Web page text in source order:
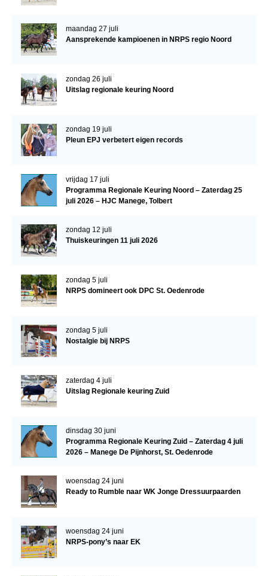
Fokprogramma's en registratie
Veulen registratie
Cornage
WBSFH
Dekhengsten
HENGSTEN ONLINE
Informatie Hengstenkeuring
Verrichtingsonderzoek NRPS
Verrichtingsonderzoek 2024-2025
Verrichtingsonderzoek 2023-2024
Verrichtingsonderzoek 2021-2022
Verrichtingsonderzoek 2020-2021
Verrichtingsonderzoek 2019-2020
Sport
Inloggen
maandag 27 juli
Aansprekende kampioenen in NRPS regio Noord
zondag 26 juli
Uitslag regionale keuring Noord
zondag 19 juli
Pleun EPJ verbetert eigen records
vrijdag 17 juli
Programma Regionale Keuring Noord – Zaterdag 25
juli 2026 – HJC Manege, Tolbert
zondag 12 juli
Thuiskeuringen 11 juli 2026
zondag 5 juli
NRPS domineert ook DPC St. Oedenrode
zondag 5 juli
Nostalgie bij NRPS
zaterdag 4 juli
Uitslag Regionale keuring Zuid
dinsdag 30 juni
Programma Regionale Keuring Zuid – Zaterdag 4 juli
2026 – Manege De Pijnhorst, St. Oedenrode
woensdag 24 juni
Ready to Rumble naar WK Jonge Dressuurpaarden
woensdag 24 juni
NRPS-pony’s naar EK